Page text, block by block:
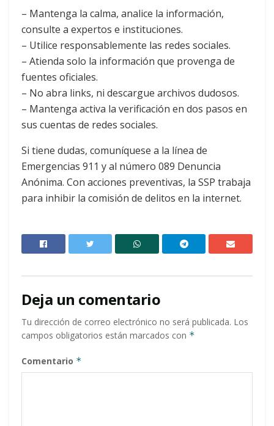
– Mantenga la calma, analice la información,
consulte a expertos e instituciones.
– Utilice responsablemente las redes sociales.
– Atienda solo la información que provenga de
fuentes oficiales.
– No abra links, ni descargue archivos dudosos.
– Mantenga activa la verificación en dos pasos en
sus cuentas de redes sociales.
Si tiene dudas, comuníquese a la línea de
Emergencias 911 y al número 089 Denuncia
Anónima. Con acciones preventivas, la SSP trabaja
para inhibir la comisión de delitos en la internet.
Deja un comentario
Tu dirección de correo electrónico no será publicada. Los
campos obligatorios están marcados con *
Comentario *